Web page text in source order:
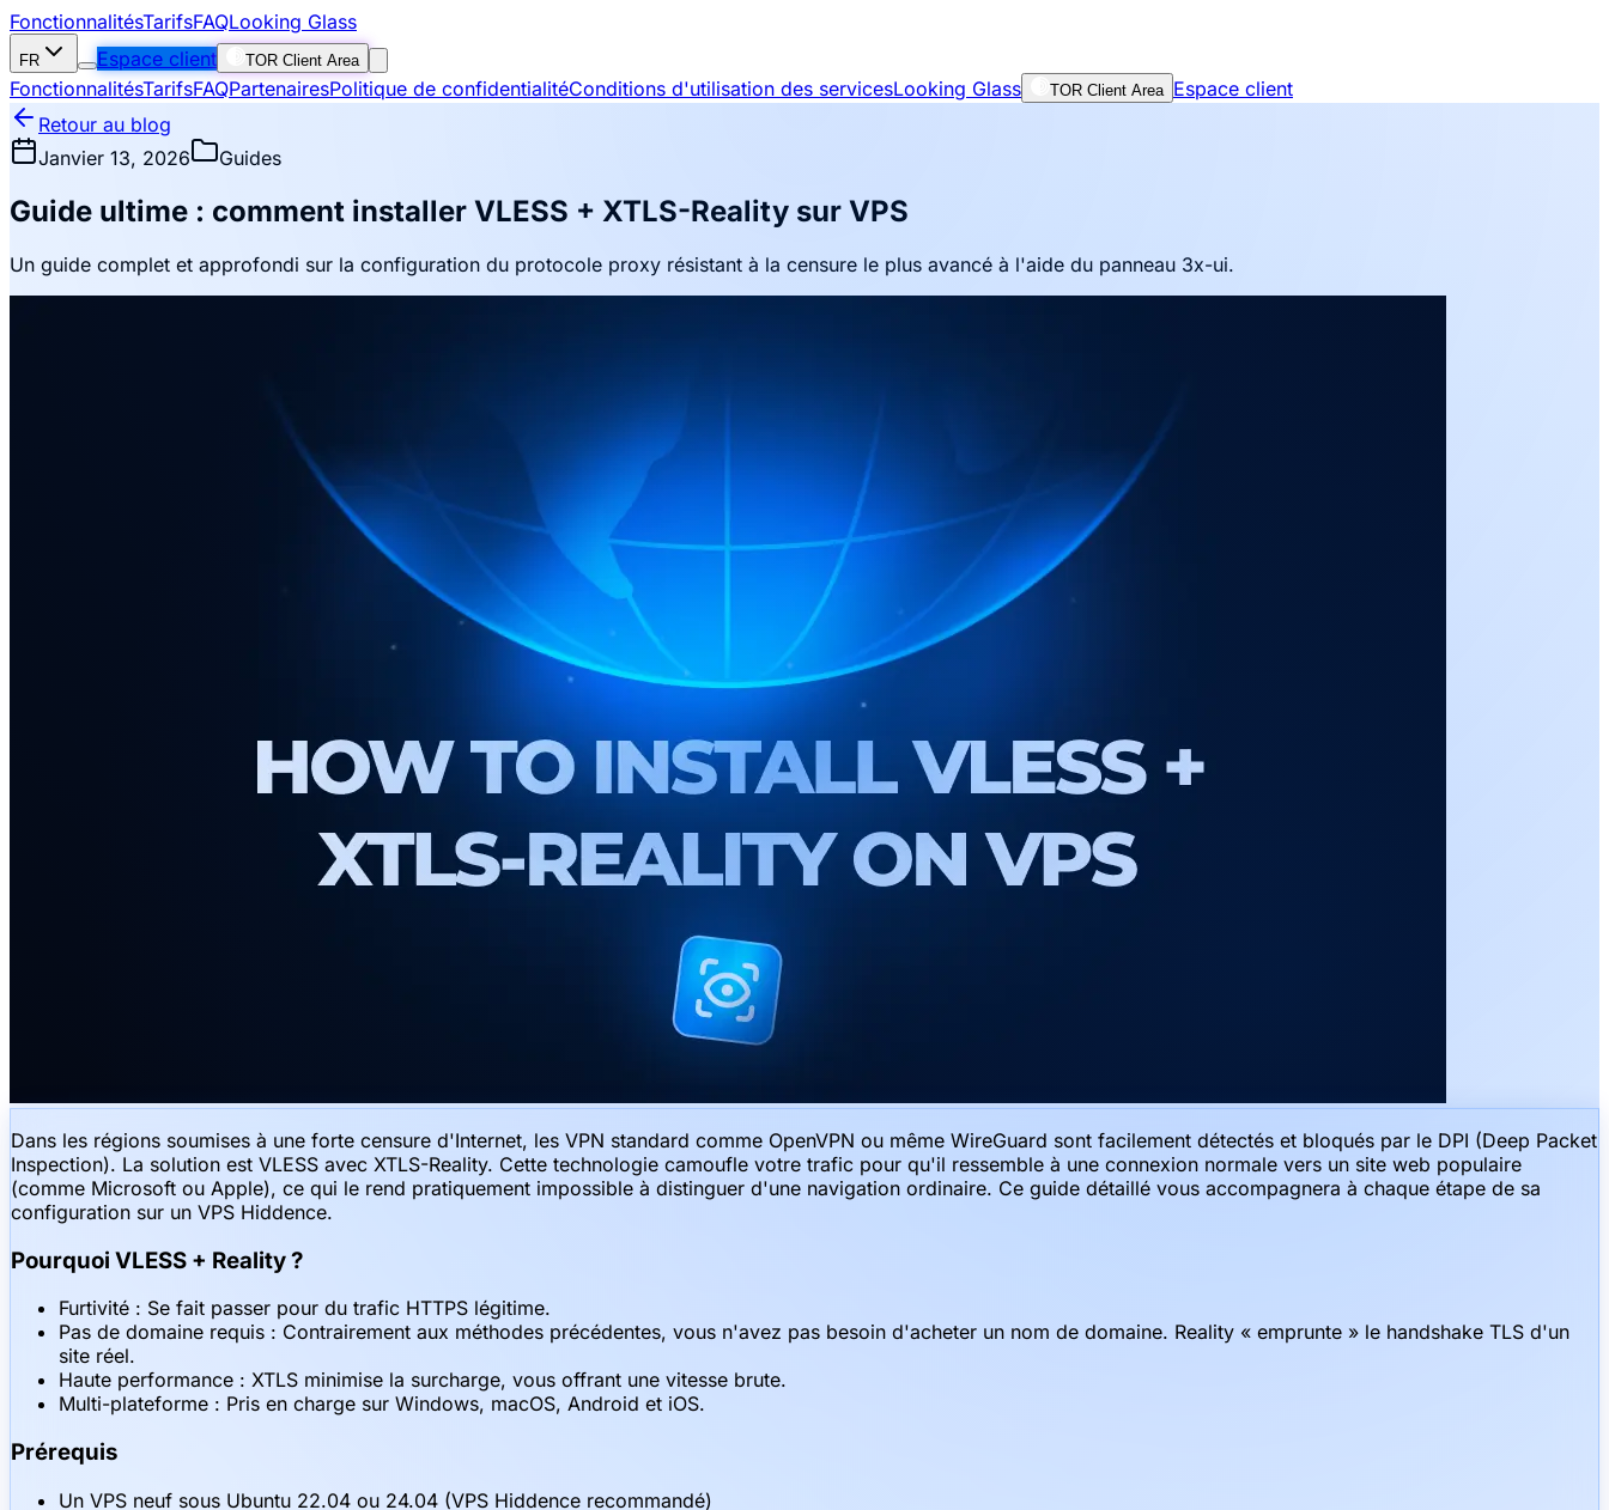
FonctionnalitésTarifsFAQLooking Glass
FR Espace client TOR Client Area
FonctionnalitésTarifsFAQPartenairesPolitique de confidentialitéConditions d'utilisation des servicesLooking Glass TOR Client Area Espace client
Retour au blog
Janvier 13, 2026
Guides
Guide ultime : comment installer VLESS + XTLS-Reality sur VPS
Un guide complet et approfondi sur la configuration du protocole proxy résistant à la censure le plus avancé à l'aide du panneau 3x-ui.
Dans les régions soumises à une forte censure d'Internet, les VPN standard comme OpenVPN ou même WireGuard sont facilement détectés et bloqués par le DPI (Deep Packet
Inspection). La solution est VLESS avec XTLS-Reality. Cette technologie camoufle votre trafic pour qu'il ressemble à une connexion normale vers un site web populaire
(comme Microsoft ou Apple), ce qui le rend pratiquement impossible à distinguer d'une navigation ordinaire. Ce guide détaillé vous accompagnera à chaque étape de sa
configuration sur un VPS Hiddence.
Pourquoi VLESS + Reality ?
Furtivité : Se fait passer pour du trafic HTTPS légitime.
Pas de domaine requis : Contrairement aux méthodes précédentes, vous n'avez pas besoin d'acheter un nom de domaine. Reality « emprunte » le handshake TLS d'un
site réel.
Haute performance : XTLS minimise la surcharge, vous offrant une vitesse brute.
Multi-plateforme : Pris en charge sur Windows, macOS, Android et iOS.
Prérequis
Un VPS neuf sous Ubuntu 22.04 ou 24.04 (VPS Hiddence recommandé)